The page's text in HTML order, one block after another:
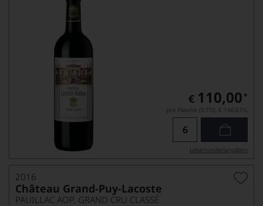
€ 110,00 *
pro Flasche (0.75l), € 146,67/L
Lebensmittel­angaben
2016
Château Grand-Puy-Lacoste
PAUILLAC AOP, GRAND CRU CLASSÉ